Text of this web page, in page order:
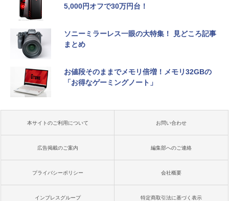
5,000円オフで30万円台！
ソニーミラーレス一眼の大特集！ 見どころ記事
まとめ
お値段そのままでメモリ倍増！メモリ32GBの
「お得なゲーミングノート」
本サイトのご利用について お問い合わせ
広告掲載のご案内 編集部へのご連絡
プライバシーポリシー 会社概要
インプレスグループ 特定商取引法に基づく表示